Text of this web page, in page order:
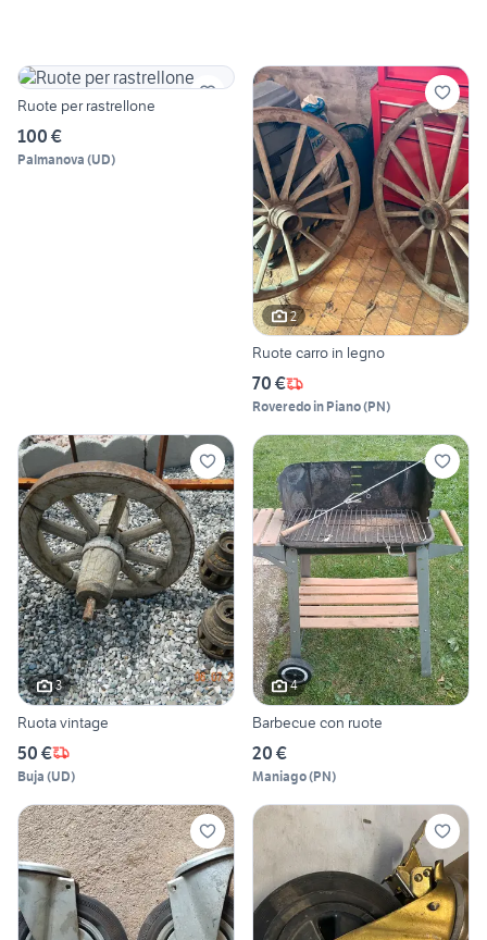
Ruote per rastrellone
100 €
Palmanova (UD)
2
Ruote carro in legno
70 €
Roveredo in Piano(PN)
3
Ruota vintage
50 €
Buja (UD)
4
Barbecue con ruote
20 €
Maniago(PN)